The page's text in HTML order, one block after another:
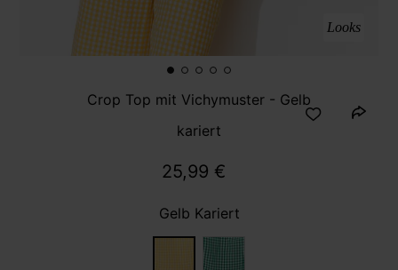
Looks
Crop Top mit Vichymuster - Gelb
kariert
25,99 €
Gelb Kariert